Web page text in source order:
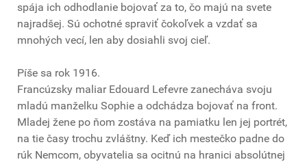
spája ich odhodlanie bojovať za to, čo majú na svete
najradšej. Sú ochotné spraviť čokoľvek a vzdať sa
mnohých vecí, len aby dosiahli svoj cieľ.
Píše sa rok 1916.
Francúzsky maliar Edouard Lefevre zanecháva svoju
mladú manželku Sophie a odchádza bojovať na front.
Mladej žene po ňom zostáva na pamiatku len jej portrét,
na tie časy trochu zvláštny. Keď ich mestečko padne do
rúk Nemcom, obyvatelia sa ocitnú na hranici absolútnej